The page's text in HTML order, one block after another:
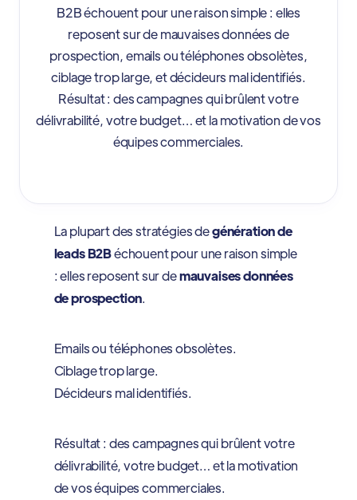
B2B échouent pour une raison simple : elles
reposent sur de mauvaises données de
prospection, emails ou téléphones obsolètes,
ciblage trop large, et décideurs mal identifiés.
Résultat : des campagnes qui brûlent votre
délivrabilité, votre budget… et la motivation de vos
équipes commerciales.
La plupart des stratégies degénération de
leads B2Béchouent pour une raison simple
: elles reposent sur demauvaises données
de prospection.
Emails ou téléphones obsolètes.
Ciblage trop large.
Décideurs mal identifiés.
Résultat : des campagnes qui brûlent votre
délivrabilité, votre budget… et la motivation
de vos équipes commerciales.